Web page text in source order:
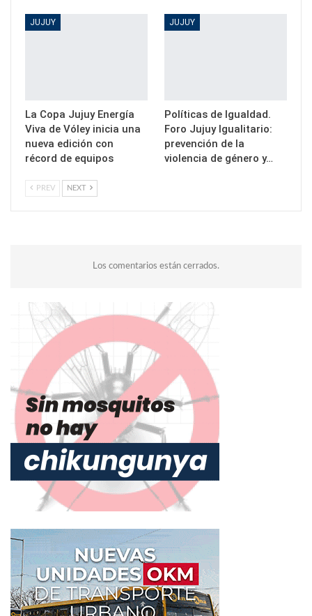
JUJUY
La Copa Jujuy Energía
Viva de Vóley inicia una
nueva edición con
récord de equipos
JUJUY
Políticas de Igualdad.
Foro Jujuy Igualitario:
prevención de la
violencia de género y…
PREV NEXT
Los comentarios están cerrados.